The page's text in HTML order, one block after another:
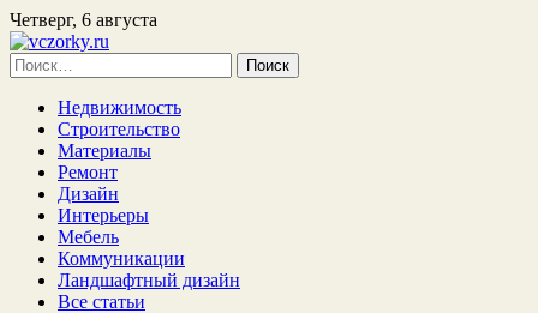
Четверг, 6 августа
Найти:
Недвижимость
Строительство
Материалы
Ремонт
Дизайн
Интерьеры
Мебель
Коммуникации
Ландшафтный дизайн
Все статьи